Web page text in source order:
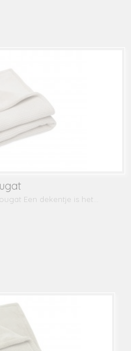
Een dekentje is het…